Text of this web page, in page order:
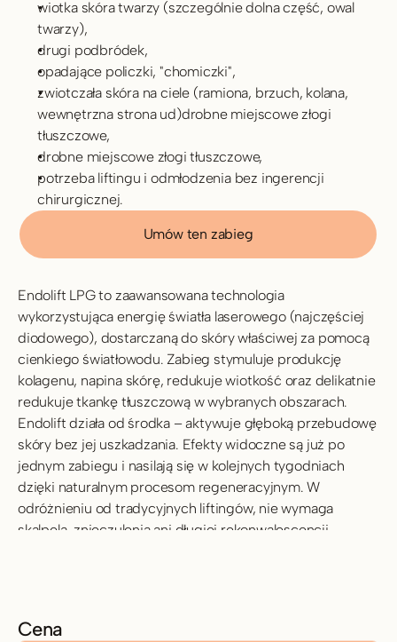
wiotka skóra twarzy (szczególnie dolna część, owal
twarzy),
drugi podbródek,
opadające policzki, "chomiczki",
zwiotczała skóra na ciele (ramiona, brzuch, kolana,
wewnętrzna strona ud)drobne miejscowe złogi
tłuszczowe,
drobne miejscowe złogi tłuszczowe,
potrzeba liftingu i odmłodzenia bez ingerencji
chirurgicznej.
Umów ten zabieg
Endolift LPG to zaawansowana technologia
wykorzystująca energię światła laserowego (najczęściej
diodowego), dostarczaną do skóry właściwej za pomocą
cienkiego światłowodu. Zabieg stymuluje produkcję
kolagenu, napina skórę, redukuje wiotkość oraz delikatnie
redukuje tkankę tłuszczową w wybranych obszarach.
Endolift działa od środka – aktywuje głęboką przebudowę
skóry bez jej uszkadzania. Efekty widoczne są już po
jednym zabiegu i nasilają się w kolejnych tygodniach
dzięki naturalnym procesom regeneracyjnym. W
odróżnieniu od tradycyjnych liftingów, nie wymaga
skalpela, znieczulenia ani długiej rekonwalescencji.
Cena